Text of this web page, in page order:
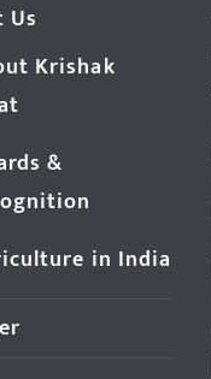
Us
Krishak
&
in India